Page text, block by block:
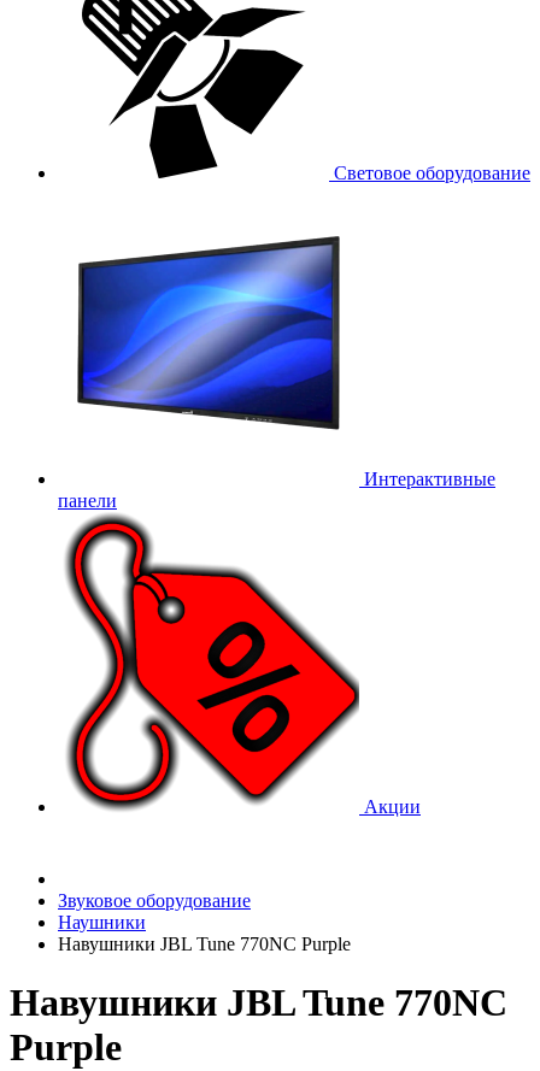
Световое оборудование
Интерактивные
панели
Акции
Звуковое оборудование
Наушники
Навушники JBL Tune 770NC Purple
Навушники JBL Tune 770NC
Purple